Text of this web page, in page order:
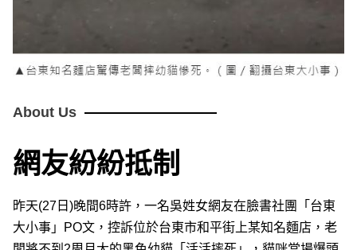
About Us
網友紛紛抵制
昨天(27日)晚間6時許，一名吳姓女網友在臉書社團「台東
大小事」PO文，控訴位於台東市和平街上某知名麵店，老